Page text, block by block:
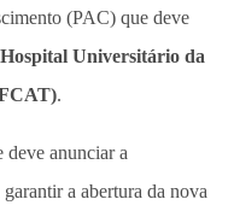
(PAC) que deve
Hospital Universitário da
.
anunciar a
a abertura da nova